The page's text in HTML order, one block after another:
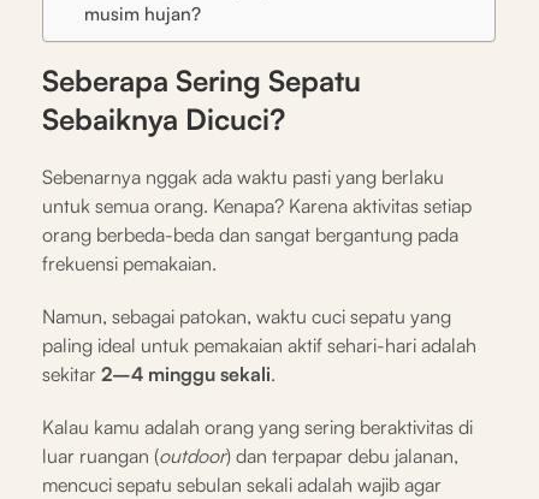
musim hujan?
Seberapa Sering Sepatu
Sebaiknya Dicuci?
Sebenarnya nggak ada waktu pasti yang berlaku
untuk semua orang. Kenapa? Karena aktivitas setiap
orang berbeda-beda dan sangat bergantung pada
frekuensi pemakaian.
Namun, sebagai patokan, waktu cuci sepatu yang
paling ideal untuk pemakaian aktif sehari-hari adalah
sekitar 2–4 minggu sekali.
Kalau kamu adalah orang yang sering beraktivitas di
luar ruangan (outdoor) dan terpapar debu jalanan,
mencuci sepatu sebulan sekali adalah wajib agar